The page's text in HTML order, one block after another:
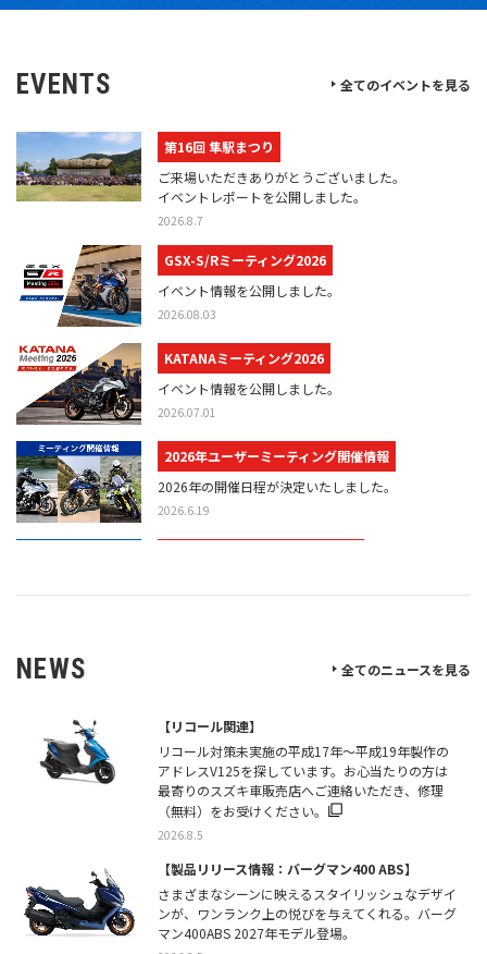
EVENTS 全てのイベントを見る
第16回 隼駅まつり
ご来場いただきありがとうございました。
イベントレポートを公開しました。
2026.8.7
GSX-S/Rミーティング2026
イベント情報を公開しました。
2026.08.03
KATANAミーティング2026
イベント情報を公開しました。
2026.07.01
2026年ユーザーミーティング開催情報
2026年の開催日程が決定いたしました。
2026.6.19
ご来場ありがとうございました。
2026.4.21
Vストロームミーティング2025
ご来場いただきありがとうございました。
イベントレポートを公開しました。
2025.11.21
GSX-S/Rミーティング2025
ご来場いただきありがとうございました。
イベントレポートを公開しました。
NEWS 全てのニュースを見る
【リコール関連】
リコール対策未実施の平成17年～平成19年製作の
アドレスV125を探しています。お心当たりの方は
最寄りのスズキ車販売店へご連絡いただき、修理
（無料）をお受けください。
2026.8.5
【製品リリース情報：バーグマン400 ABS】
さまざまなシーンに映えるスタイリッシュなデザイ
ンが、ワンランク上の悦びを与えてくれる。バーグ
マン400ABS 2027年モデル登場。